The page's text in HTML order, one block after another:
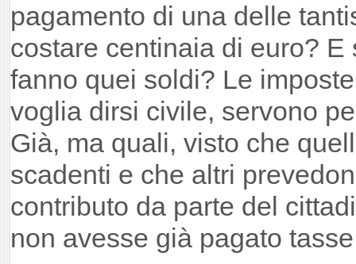
pagamento di una delle
costare centinaia di euro? E
fanno quei soldi? Le
voglia dirsi civile, servono
Già, ma quali, visto che
scadenti e che altri
contributo da parte del
non avesse già pagato